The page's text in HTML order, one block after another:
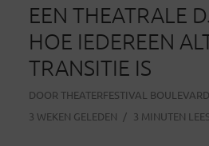
EEN THEATRALE
HOE IEDEREEN
TRANSITIE IS
DOOR THEATERFESTIVAL BOULEVARD
3 WEKEN GELEDEN
3 MINUTEN